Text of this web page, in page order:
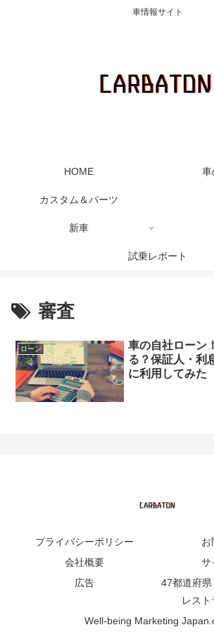
車情報サイト
HOME 車
カスタム＆パーツ
新車
試乗レポート
審査
ローン
車の自社ローン
る？保証人・利
に利用してみた
プライバシーポリシー
お
会社概要
サ
広告
47都道府県
レスト
Well-being Marketing